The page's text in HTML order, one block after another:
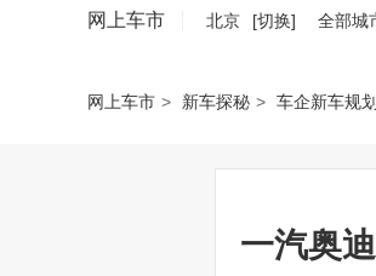
网上车市 北京 [切换] 全部城
网上车市 > 新车探秘 > 车企新车规划
一汽奥